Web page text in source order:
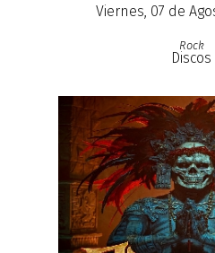
Viernes, 07 de
Rock
Discos